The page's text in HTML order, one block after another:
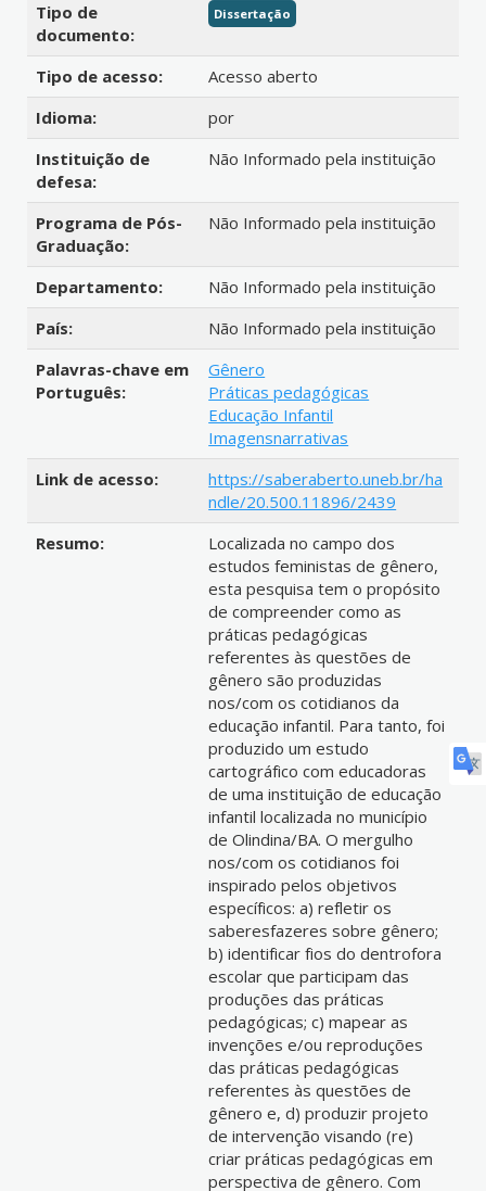
Tipo de
documento:
Dissertação
Tipo de acesso:
Acesso aberto
Idioma:
por
Instituição de
defesa:
Não Informado pela instituição
Programa de Pós-
Graduação:
Não Informado pela instituição
Departamento:
Não Informado pela instituição
País:
Não Informado pela instituição
Palavras-chave em
Português:
Gênero
Práticas pedagógicas
Educação Infantil
Imagensnarrativas
Link de acesso:
https://saberaberto.uneb.br/ha
ndle/20.500.11896/2439
Resumo:
Localizada no campo dos
estudos feministas de gênero,
esta pesquisa tem o propósito
de compreender como as
práticas pedagógicas
referentes às questões de
gênero são produzidas
nos/com os cotidianos da
educação infantil. Para tanto, foi
produzido um estudo
cartográfico com educadoras
de uma instituição de educação
infantil localizada no município
de Olindina/BA. O mergulho
nos/com os cotidianos foi
inspirado pelos objetivos
específicos: a) refletir os
saberesfazeres sobre gênero;
b) identificar fios do dentrofora
escolar que participam das
produções das práticas
pedagógicas; c) mapear as
invenções e/ou reproduções
das práticas pedagógicas
referentes às questões de
gênero e, d) produzir projeto
de intervenção visando (re)
criar práticas pedagógicas em
perspectiva de gênero. Com